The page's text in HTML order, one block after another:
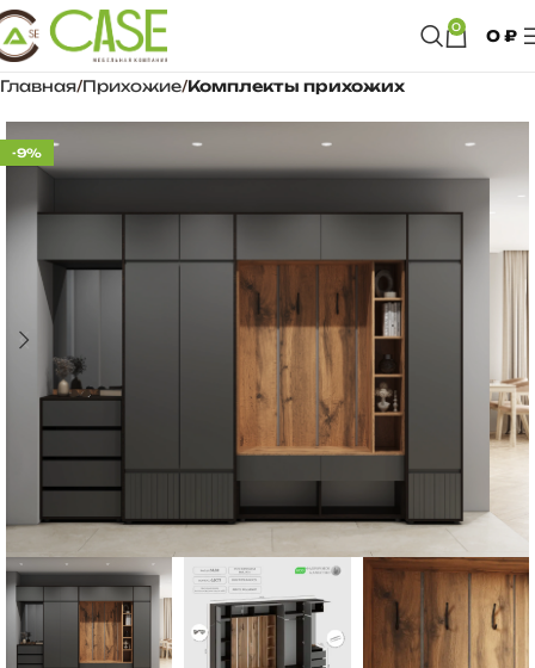
0 0₽
Главная Прихожие Комплекты прихожих
-9%